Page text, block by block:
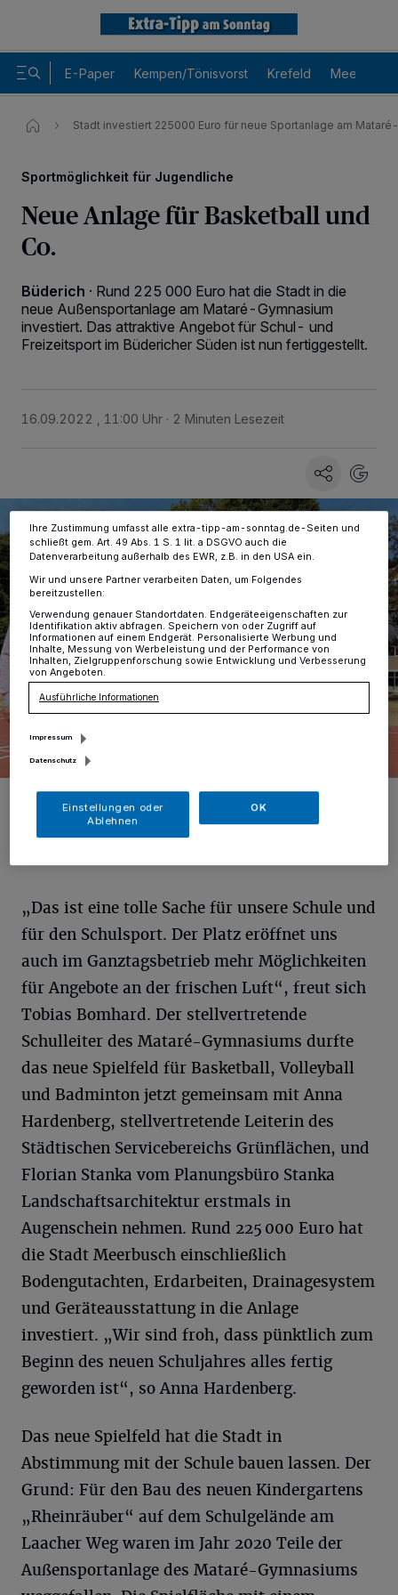
E-Paper Kempen/Tönisvorst Krefeld Meerbusch
Stadt investiert 225000 Euro für neue Sportanlage am
Sportmöglichkeit für Jugendliche
Neue Anlage für Basketball und
Co.
Büderich · Rund 225 000 Euro hat die Stadt in die
neue Außensportanlage am Mataré-Gymnasium
investiert. Das attraktive Angebot für Schul- und
Freizeitsport im Büdericher Süden ist nun fertiggestellt.
16.09.2022 , 11:00 Uhr 2 Minuten Lesezeit
Freuen sich über die neue Anlage (v.l.): Florian Stanka, Anna
Hardenberg und Tobias Bomhard.
Foto: Stadt Meerbusch
„Das ist eine tolle Sache für unsere Schule und
für den Schulsport. Der Platz eröffnet uns
auch im Ganztagsbetrieb mehr Möglichkeiten
für Angebote an der frischen Luft“, freut sich
Tobias Bomhard. Der stellvertretende
Schulleiter des Mataré-Gymnasiums durfte
das neue Spielfeld für Basketball, Volleyball
und Badminton jetzt gemeinsam mit Anna
Hardenberg, stellvertretende Leiterin des
Städtischen Servicebereichs Grünflächen, und
Florian Stanka vom Planungsbüro Stanka
Landschaftsarchitektur erstmals in
Augenschein nehmen. Rund 225 000 Euro hat
die Stadt Meerbusch einschließlich
Bodengutachten, Erdarbeiten, Drainagesystem
und Geräteausstattung in die Anlage
investiert. „Wir sind froh, dass pünktlich zum
Beginn des neuen Schuljahres alles fertig
geworden ist“, so Anna Hardenberg.
Das neue Spielfeld hat die Stadt in
Abstimmung mit der Schule bauen lassen. Der
Grund: Für den Bau des neuen Kindergartens
„Rheinräuber“ auf dem Schulgelände am
Laacher Weg waren im Jahr 2020 Teile der
Außensportanlage des Mataré-Gymnasiums
Wir und unsere218-Partner speichern und greifen auf
Zwecke. Wenn Tracker deaktiviert sind, sind manche Inhalte und
Einstellungen oder Ablehnen am unteren Rand der Webseite klicken.
Informationen finden Sie in unserer Datenschutzerklärung.
Ihre Zustimmung umfasst alle extra-tipp-am-sonntag.de-Seiten und
schließt gem. Art. 49 Abs. 1 S. 1 lit. a DSGVO auch die
Datenverarbeitung außerhalb des EWR, z.B. in den USA ein.
Wir und unsere Partner verarbeiten Daten, um Folgendes
bereitzustellen:
Verwendung genauer Standortdaten. Endgeräteeigenschaften zur
Identifikation aktiv abfragen. Speichern von oder Zugriff auf
Informationen auf einem Endgerät. Personalisierte Werbung und
Inhalte, Messung von Werbeleistung und der Performance von
Inhalten, Zielgruppenforschung sowie Entwicklung und Verbesserung
von Angeboten.
Ausführliche Informationen
Impressum
Datenschutz
Einstellungen oder
Ablehnen
OK